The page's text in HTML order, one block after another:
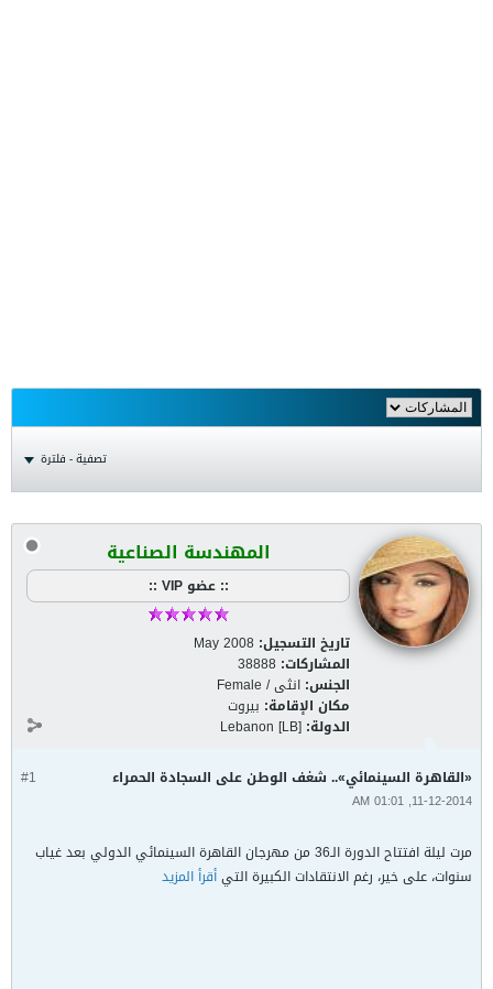
تصفية - فلترة
المهندسة الصناعية
:: عضو VIP ::
تاريخ التسجيل: May 2008
المشاركات: 38888
الجنس: انثى / Female
مكان الإقامة: بيروت
الدولة: Lebanon [LB]
#1 «القاهرة السينمائي».. شغف الوطن على السجادة الحمراء
11-12-2014, 01:01 AM
مرت ليلة افتتاح الدورة الـ36 من مهرجان القاهرة السينمائي الدولي بعد غياب
سنوات، على خير، رغم الانتقادات الكبيرة التيأقرأ المزيد